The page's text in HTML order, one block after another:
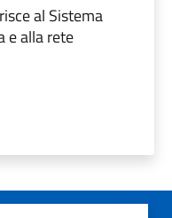
al Sistema
e alla rete